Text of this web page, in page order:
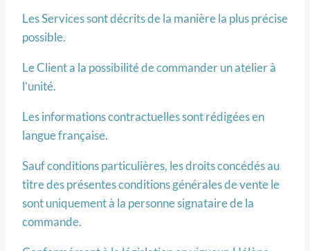
Les Services sont décrits de la manière la plus précise
possible.
Le Client a la possibilité de commander un atelier à
l’unité.
Les informations contractuelles sont rédigées en
langue française.
Sauf conditions particulières, les droits concédés au
titre des présentes conditions générales de vente le
sont uniquement à la personne signataire de la
commande.